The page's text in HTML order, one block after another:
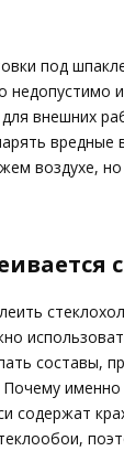
под
недопустимо
внешних
вредные
воздухе,
составы,
содержат